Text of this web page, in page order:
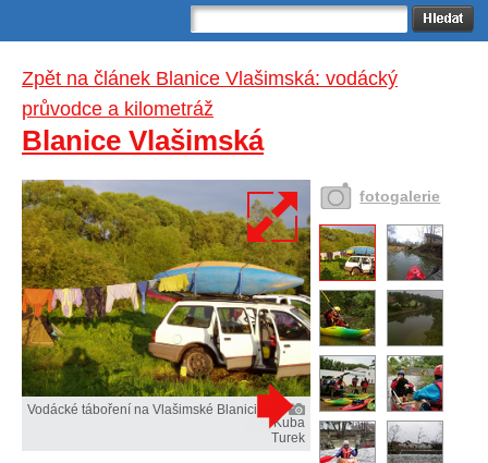
Zpět na článek Blanice Vlašimská: vodácký
průvodce a kilometráž
Blanice Vlašimská
Vodácké táboření na Vlašimské Blanici.
Kuba
Turek
fotogalerie